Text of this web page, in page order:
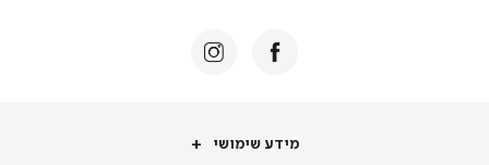
מידע
מידע שימושי